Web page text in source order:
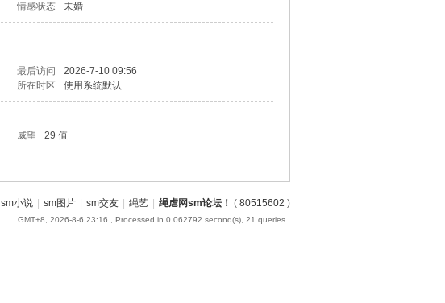
情感状态 未婚
最后访问
2026-7-10 09:56
所在时区 使用系统默认
威望
29 值
sm小说 | sm图片 | sm交友 | 绳艺 | 绳虐网sm论坛！ ( 80515602 )
GMT+8, 2026-8-6 23:16 , Processed in 0.062792 second(s), 21 queries .